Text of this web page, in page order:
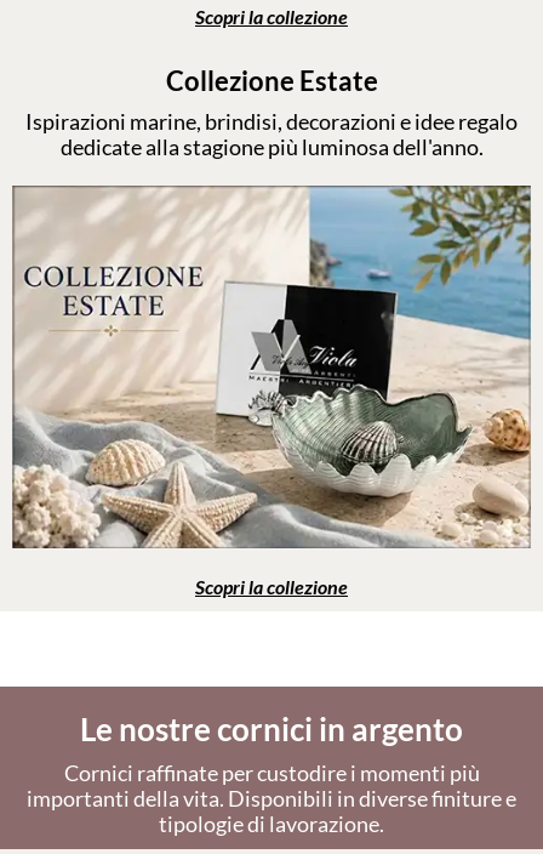
Scopri la collezione
Collezione Estate
Ispirazioni marine, brindisi, decorazioni e idee regalo
dedicate alla stagione più luminosa dell'anno.
Scopri la collezione
Le nostre cornici in argento
Cornici raffinate per custodire i momenti più
importanti della vita. Disponibili in diverse finiture e
tipologie di lavorazione.